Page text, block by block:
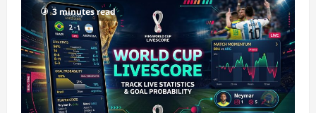
3 minutes read